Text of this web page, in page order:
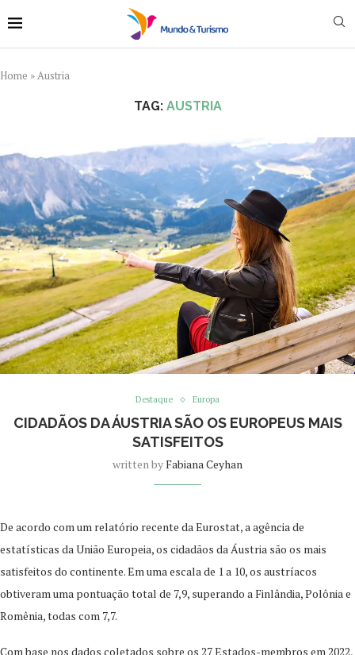
Home »Austria
TAG: AUSTRIA
Destaque Europa
CIDADÃOS DA ÁUSTRIA SÃO OS EUROPEUS MAIS
SATISFEITOS
written byFabiana Ceyhan
De acordo com um relatório recente da Eurostat, a agência de
estatísticas da União Europeia, os cidadãos da Áustria são os mais
satisfeitos do continente. Em uma escala de 1 a 10, os austríacos
obtiveram uma pontuação total de 7,9, superando a Finlândia, Polônia e
Romênia, todas com 7,7.
Com base nos dados coletados sobre os 27 Estados-membros em 2022,